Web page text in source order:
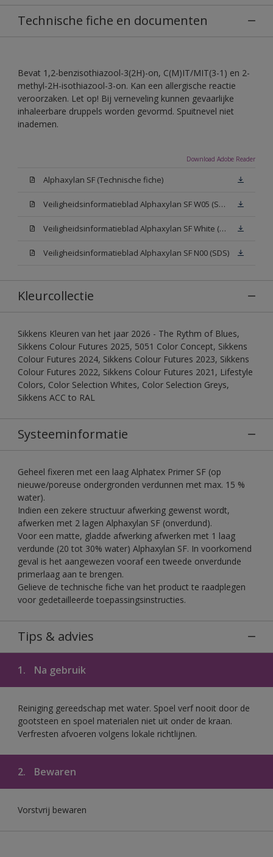
Technische fiche en documenten
Bevat 1,2-benzisothiazool-3(2H)-on, C(M)IT/MIT(3-1) en 2-
methyl-2H-isothiazool-3-on. Kan een allergische reactie
veroorzaken. Let op! Bij verneveling kunnen gevaarlijke
inhaleerbare druppels worden gevormd. Spuitnevel niet
inademen.
Download Adobe Reader
Alphaxylan SF (Technische fiche)
Veiligheidsinformatieblad Alphaxylan SF W05 (SDS)
Veiligheidsinformatieblad Alphaxylan SF White (SDS)
Veiligheidsinformatieblad Alphaxylan SF N00 (SDS)
Kleurcollectie
Sikkens Kleuren van het jaar 2026 - The Rythm of Blues,
Sikkens Colour Futures 2025, 5051 Color Concept, Sikkens
Colour Futures 2024, Sikkens Colour Futures 2023, Sikkens
Colour Futures 2022, Sikkens Colour Futures 2021, Lifestyle
Colors, Color Selection Whites, Color Selection Greys,
Sikkens ACC to RAL
Systeeminformatie
Geheel fixeren met een laag Alphatex Primer SF (op
nieuwe/poreuse ondergronden verdunnen met max. 15 %
water).
Indien een zekere structuur afwerking gewenst wordt,
afwerken met 2 lagen Alphaxylan SF (onverdund).
Voor een matte, gladde afwerking afwerken met 1 laag
verdunde (20 tot 30% water) Alphaxylan SF. In voorkomend
geval is het aangewezen vooraf een tweede onverdunde
primerlaag aan te brengen.
Gelieve de technische fiche van het product te raadplegen
voor gedetailleerde toepassingsinstructies.
Tips & advies
1. Na gebruik
Reiniging gereedschap met water. Spoel verf nooit door de
gootsteen en spoel materialen niet uit onder de kraan.
Verfresten afvoeren volgens lokale richtlijnen.
2. Bewaren
Vorstvrij bewaren